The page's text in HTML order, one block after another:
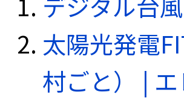
太陽光発電
村ごと） |